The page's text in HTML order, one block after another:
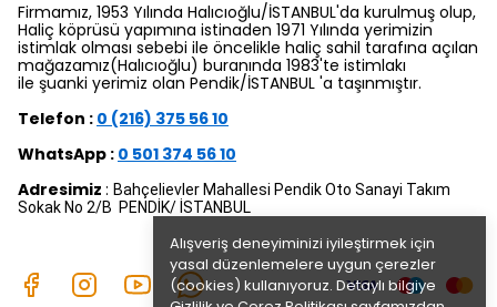
Alışveriş deneyiminizi iyileştirmek için
yasal düzenlemelere uygun çerezler
(cookies) kullanıyoruz. Detaylı bilgiye
Firmamız, 1953 Yılında Halıcıoğlu/İSTANBUL'da kurulmuş olup,
Haliç köprüsü yapımına istinaden 1971 Yılında yerimizin
istimlak olması sebebi ile öncelikle haliç sahil tarafına açılan
mağazamız(Halıcıoğlu) buranında 1983'te istimlakı
ile şuanki yerimiz olan Pendik/İSTANBUL 'a taşınmıştır.
Telefon : 0 (216) 375 56 10
WhatsApp : 0 501 374 56 10
Adresimiz : Bahçelievler Mahallesi Pendik Oto Sanayi Takım
Sokak No 2/B PENDİK/ İSTANBUL